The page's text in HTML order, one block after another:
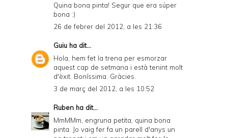
Quina bona pinta! Segur que era súper
bona :)
26 de febrer del 2012, a les 21:36
Guiu ha dit...
Hola, hem fet la trena per esmorzar
aquest cap de setmana i està tenint molt
d'èxit. Boníssima. Gràcies.
3 de març del 2012, a les 10:52
Ruben ha dit...
MmMMm, engruna petita, quina bona
pinta. Jo vaig fer fa un parell d'anys un